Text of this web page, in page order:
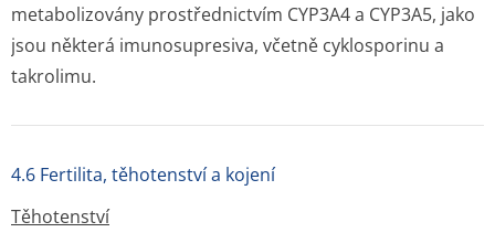
metabolizovány prostřednictvím CYP3A4 a CYP3A5, jako
jsou některá imunosupresiva, včetně cyklosporinu a
takrolimu.
4.6 Fertilita, těhotenství a kojení
Těhotenství